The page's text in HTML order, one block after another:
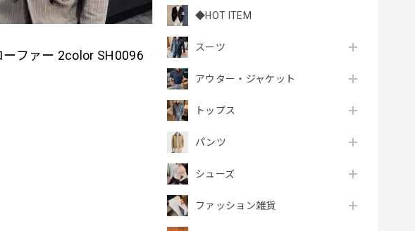
◆HOT ITEM
スーツ
アウター・ジャケット
トップス
パンツ
シューズ
ファッション雑貨
ーファー 2color SH0096